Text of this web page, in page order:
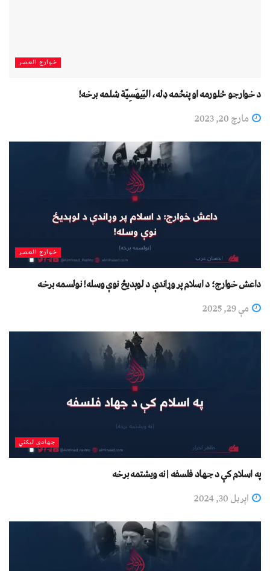
خوارج العصر
د خوارجو څلورمه او پنځمه ډله، البَيهَسِيّة شلمه برخه!
مارچ 20, 2023
خوارج العصر
داعش خوارج؛ د اسلام پر وړاندې د لوېدیځ نوې وسله! نولسمه برخه
مې 29, 2025
جهادي لیکني
په اسلام کې د جهاد فلسفه | نه ويشتمه برخه
اپریل 30, 2024